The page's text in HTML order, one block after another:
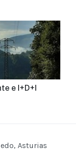
e I+D+I
Asturias